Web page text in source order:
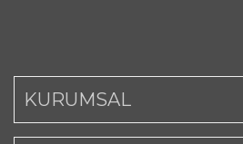
KURUMSAL